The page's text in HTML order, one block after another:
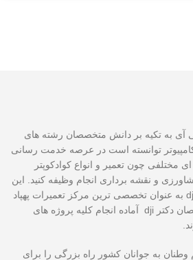
به تکیه بر دانش متخصصان رشته های
توانسته است در عرصه خدمت رسانی
مختلفی چون تعمیر و انواع کوادکوپتر
و نقشه برداری انجام وظیفه کنید. این
در حالی است مرکز دکتر dji به عنوان تخصصی ترین مرکز تعمیرات پهپاد
شناخته شده است. متخصصان دکتر dji آماده انجام کلیه پروژه های
وطنان به جوانان کشور راه بزرگی را برای